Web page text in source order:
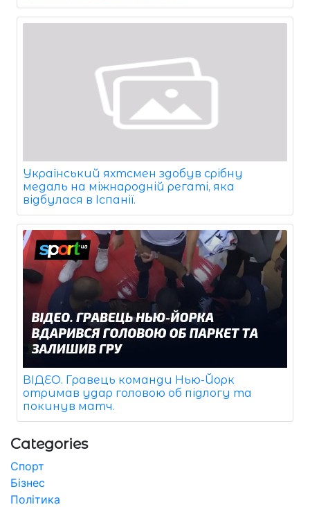
Український яхтсмен здобув срібну
медаль на міжнародній регаті, яка
відбулася в Іспанії.
ВІДЕО. Гравець команди Нью-Йорк
отримав удар головою об підлогу та
покинув матч.
Categories
Спорт
Бізнес
Політика